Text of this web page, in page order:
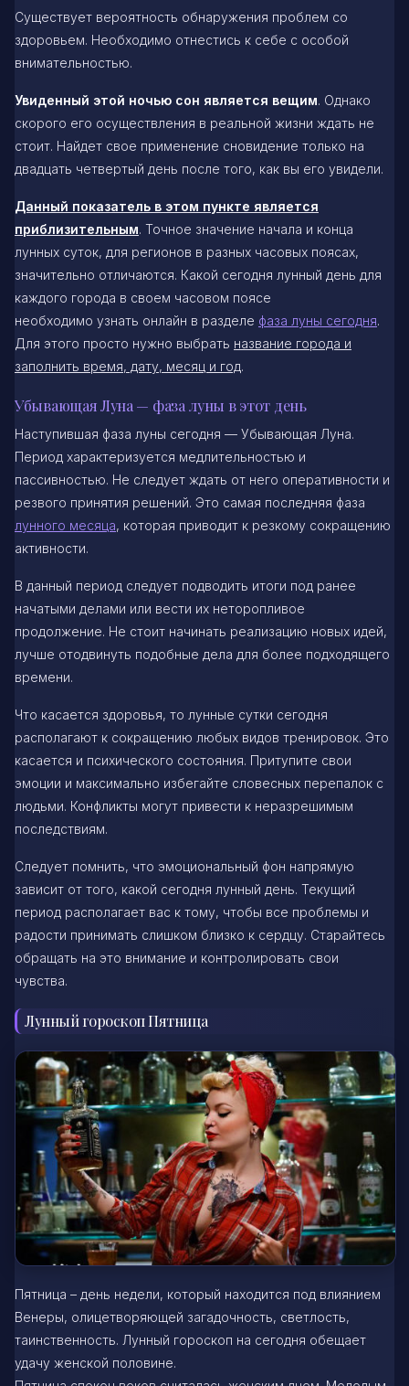
Существует вероятность обнаружения проблем со
здоровьем. Необходимо отнестись к себе с особой
внимательностью.
Увиденный этой ночью сон является вещим. Однако
скорого его осуществления в реальной жизни ждать не
стоит. Найдет свое применение сновидение только на
двадцать четвертый день после того, как вы его увидели.
Данный показатель в этом пункте является
приблизительным. Точное значение начала и конца
лунных суток, для регионов в разных часовых поясах,
значительно отличаются. Какой сегодня лунный день для
каждого города в своем часовом поясе
необходимо узнать онлайн в разделе фаза луны сегодня.
Для этого просто нужно выбрать название города и
заполнить время, дату, месяц и год.
Убывающая Луна — фаза луны в этот день
Наступившая фаза луны сегодня — Убывающая Луна.
Период характеризуется медлительностью и
пассивностью. Не следует ждать от него оперативности и
резвого принятия решений. Это самая последняя фаза
лунного месяца, которая приводит к резкому сокращению
активности.
В данный период следует подводить итоги под ранее
начатыми делами или вести их неторопливое
продолжение. Не стоит начинать реализацию новых идей,
лучше отодвинуть подобные дела для более подходящего
времени.
Что касается здоровья, то лунные сутки сегодня
располагают к сокращению любых видов тренировок. Это
касается и психического состояния. Притупите свои
эмоции и максимально избегайте словесных перепалок с
людьми. Конфликты могут привести к неразрешимым
последствиям.
Следует помнить, что эмоциональный фон напрямую
зависит от того, какой сегодня лунный день. Текущий
период располагает вас к тому, чтобы все проблемы и
радости принимать слишком близко к сердцу. Старайтесь
обращать на это внимание и контролировать свои
чувства.
Лунный гороскоп Пятница
Пятница – день недели, который находится под влиянием
Венеры, олицетворяющей загадочность, светлость,
таинственность. Лунный гороскоп на сегодня обещает
удачу женской половине.